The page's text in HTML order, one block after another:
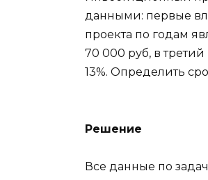
данными: первые
проекта по годам
70 000 руб, в
13%. Определить
Решение
Все данные по